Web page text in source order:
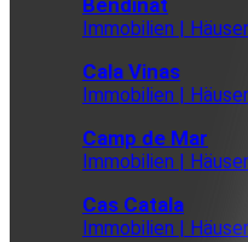
Immobilien |
Cala Vinas
Immobilien |
Camp de Mar
Immobilien |
Cas Catala
Immobilien |